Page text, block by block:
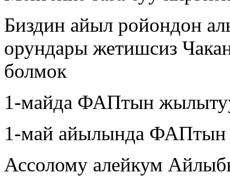
Биздин айыл ройондон
орундары жетишсиз
болмок
1-майда ФАПтын
1-май айылында ФАПтын
Ассолому алейкум